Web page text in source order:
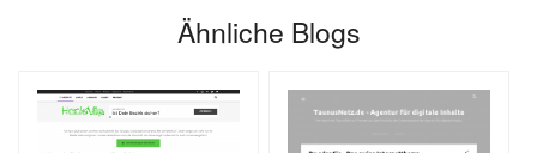
Ähnliche Blogs